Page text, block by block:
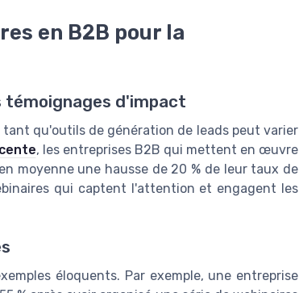
en B2B pour la
témoignages d'impact
qu'outils de génération de leads peut varier
, les entreprises B2B qui mettent en œuvre
moyenne une hausse de 20 % de leur taux de
qui captent l'attention et engagent les
éloquents. Par exemple, une entreprise